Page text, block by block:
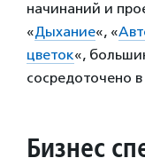
начинаний и
«Дыхание«, «
цветок«,
сосредоточено
Бизнес